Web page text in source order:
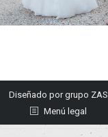
Diseñado porgrupo ZAS
Menú legal